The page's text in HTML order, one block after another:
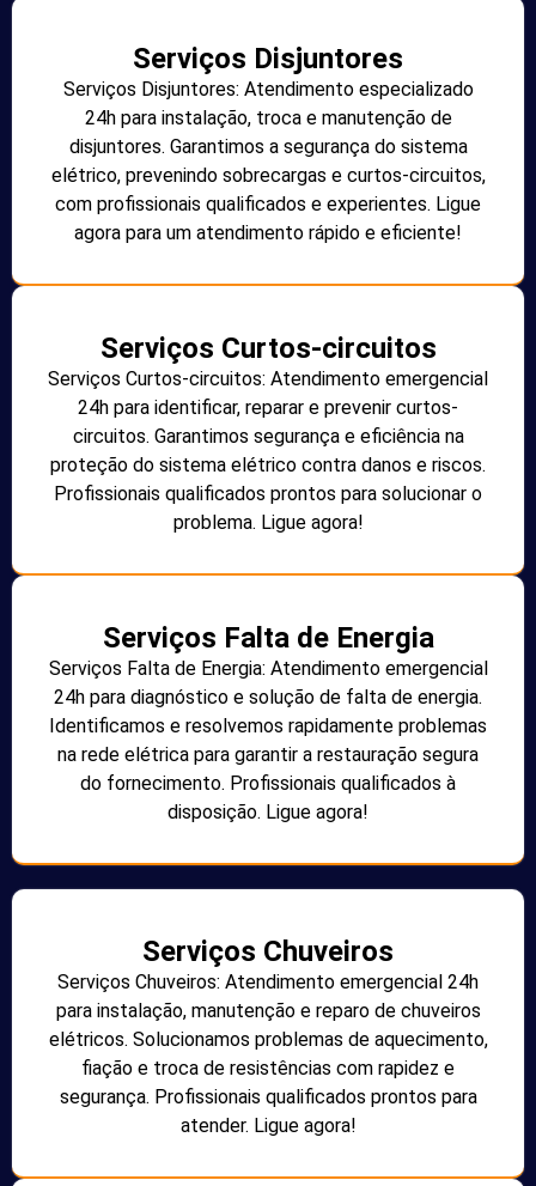
Serviços Disjuntores
Serviços Disjuntores: Atendimento especializado
24h para instalação, troca e manutenção de
disjuntores. Garantimos a segurança do sistema
elétrico, prevenindo sobrecargas e curtos-circuitos,
com profissionais qualificados e experientes. Ligue
agora para um atendimento rápido e eficiente!
Serviços Curtos-circuitos
Serviços Curtos-circuitos: Atendimento emergencial
24h para identificar, reparar e prevenir curtos-
circuitos. Garantimos segurança e eficiência na
proteção do sistema elétrico contra danos e riscos.
Profissionais qualificados prontos para solucionar o
problema. Ligue agora!
Serviços Falta de Energia
Serviços Falta de Energia: Atendimento emergencial
24h para diagnóstico e solução de falta de energia.
Identificamos e resolvemos rapidamente problemas
na rede elétrica para garantir a restauração segura
do fornecimento. Profissionais qualificados à
disposição. Ligue agora!
Serviços Chuveiros
Serviços Chuveiros: Atendimento emergencial 24h
para instalação, manutenção e reparo de chuveiros
elétricos. Solucionamos problemas de aquecimento,
fiação e troca de resistências com rapidez e
segurança. Profissionais qualificados prontos para
atender. Ligue agora!